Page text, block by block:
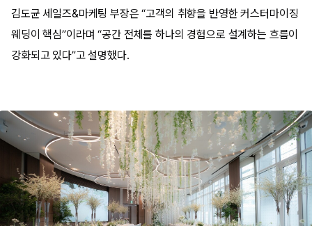
김도균 세일즈&마케팅 부장은 “고객의 취향을 반영한 커스터마이징
웨딩이 핵심”이라며 “공간 전체를 하나의 경험으로 설계하는 흐름이
강화되고 있다”고 설명했다.